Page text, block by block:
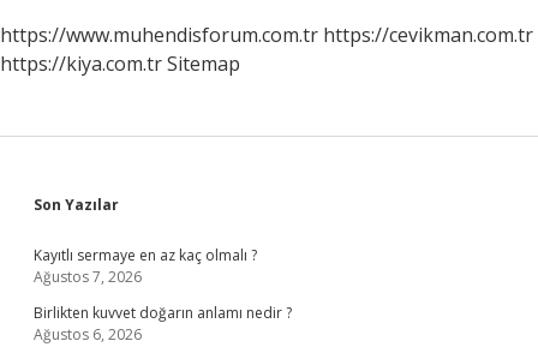
https://www.muhendisforum.com.tr https://cevikman.com.tr
https://kiya.com.trSitemap
Sidebar
Son Yazılar
Kayıtlı sermaye en az kaç olmalı ?
Ağustos 7, 2026
Birlikten kuvvet doğarın anlamı nedir ?
Ağustos 6, 2026